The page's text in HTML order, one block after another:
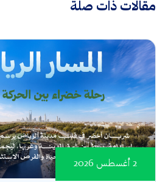
مقالات ذات صلة
2 أغسطس 2026